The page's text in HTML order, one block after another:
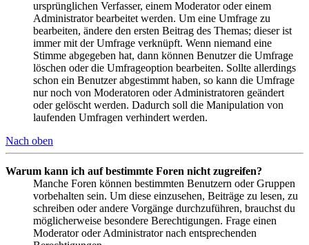
ursprünglichen Verfasser, einem Moderator oder einem
Administrator bearbeitet werden. Um eine Umfrage zu
bearbeiten, ändere den ersten Beitrag des Themas; dieser ist
immer mit der Umfrage verknüpft. Wenn niemand eine
Stimme abgegeben hat, dann können Benutzer die Umfrage
löschen oder die Umfrageoption bearbeiten. Sollte allerdings
schon ein Benutzer abgestimmt haben, so kann die Umfrage
nur noch von Moderatoren oder Administratoren geändert
oder gelöscht werden. Dadurch soll die Manipulation von
laufenden Umfragen verhindert werden.
Nach oben
Warum kann ich auf bestimmte Foren nicht zugreifen?
Manche Foren können bestimmten Benutzern oder Gruppen
vorbehalten sein. Um diese einzusehen, Beiträge zu lesen, zu
schreiben oder andere Vorgänge durchzuführen, brauchst du
möglicherweise besondere Berechtigungen. Frage einen
Moderator oder Administrator nach entsprechenden